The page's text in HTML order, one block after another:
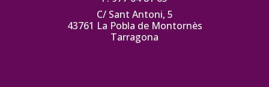
C/ Sant Antoni, 5
43761 La Pobla de Montornès
Tarragona